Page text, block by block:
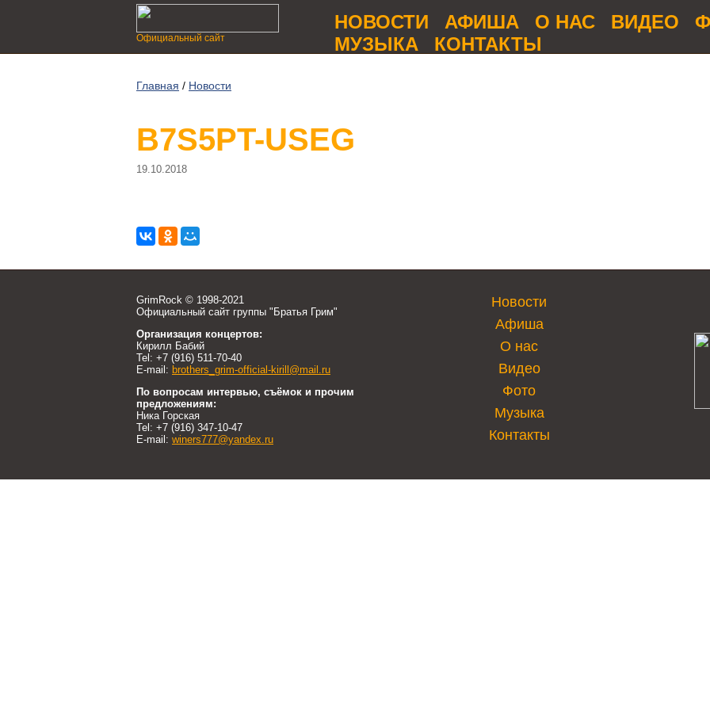
Официальный сайт
НОВОСТИ АФИША О НАС ВИДЕО
МУЗЫКА
КОНТАКТЫ
Главная / Новости
B7S5PT-USEG
19.10.2018
GrimRock © 1998-2021
Официальный сайт группы "Братья Грим"
Организация концертов:
Кирилл Бабий
Tel: +7 (916) 511-70-40
E-mail: brothers_grim-official-kirill@mail.ru
По вопросам интервью, съёмок и прочим
предложениям:
Ника Горская
Tel: +7 (916) 347-10-47
E-mail: winers777@yandex.ru
Новости
Афиша
О нас
Видео
Фото
Музыка
Контакты